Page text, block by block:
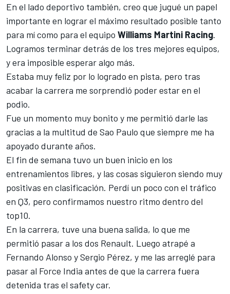
En el lado deportivo también, creo que jugué un papel
importante en lograr el máximo resultado posible tanto
para mí como para el equipo Williams Martini Racing.
Logramos terminar detrás de los tres mejores equipos,
y era imposible esperar algo más.
Estaba muy feliz por lo logrado en pista, pero tras
acabar la carrera me sorprendió poder estar en el
podio.
Fue un momento muy bonito y me permitió darle las
gracias a la multitud de Sao Paulo que siempre me ha
apoyado durante años.
El fin de semana tuvo un buen inicio en los
entrenamientos libres, y las cosas siguieron siendo muy
positivas en clasificación. Perdí un poco con el tráfico
en Q3, pero confirmamos nuestro ritmo dentro del
top10.
En la carrera, tuve una buena salida, lo que me
permitió pasar a los dos Renault. Luego atrapé a
Fernando Alonso y Sergio Pérez, y me las arreglé para
pasar al Force India antes de que la carrera fuera
detenida tras el safety car.